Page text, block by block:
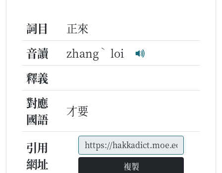
詞目
正來
音讀
zhang ˋ loi
釋義
對應
國語
才要
引用
網址
複製